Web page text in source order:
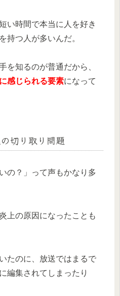
い時間で本当に人を好き
持つ人が多いんだ。
を知るのが普通だから、
感じられる要素になって
切り取り問題
の？」って声もかなり多
上の原因になったことも
たのに、放送ではまるで
編集されてしまったり